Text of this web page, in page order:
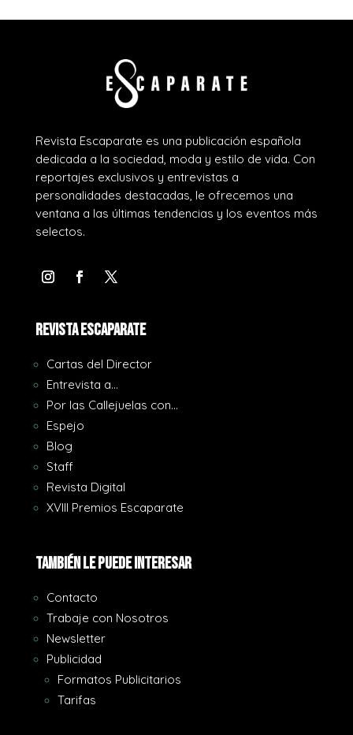
Revista Escaparate es una publicación española
dedicada a la sociedad, moda y estilo de vida. Con
reportajes exclusivos y entrevistas a
personalidades destacadas, le ofrecemos una
ventana a las últimas tendencias y los eventos más
selectos.
REVISTA ESCAPARATE
Cartas del Director
Entrevista a…
Por las Callejuelas con…
Espejo
Blog
Staff
Revista Digital
XVIII Premios Escaparate
También le puede interesar
Contacto
Trabaje con Nosotros
Newsletter
Publicidad
Formatos Publicitarios
Tarifas